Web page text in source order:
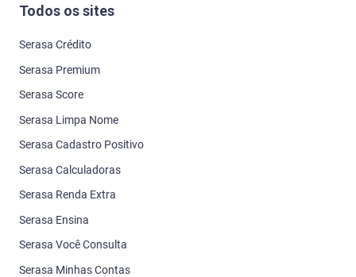
Todos os sites
Serasa Crédito
Serasa Premium
Serasa Score
Serasa Limpa Nome
Serasa Cadastro Positivo
Serasa Calculadoras
Serasa Renda Extra
Serasa Ensina
Serasa Você Consulta
Serasa Minhas Contas